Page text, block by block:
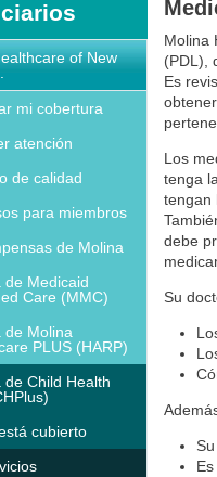
of New
mi cobertura
atención
de calidad
para miembros
de Molina
de Medicaid
Care (MMC)
de Molina
PLUS (HARP)
de Child Health
cubierto
Molina
(PDL),
Es
Los
tenga
tengan
debe
Su